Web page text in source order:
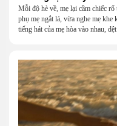
Mỗi độ hè về, mẹ lại cầm chiếc
phụ mẹ ngắt lá, vừa nghe mẹ khe
tiếng hát của mẹ hòa vào nhau,